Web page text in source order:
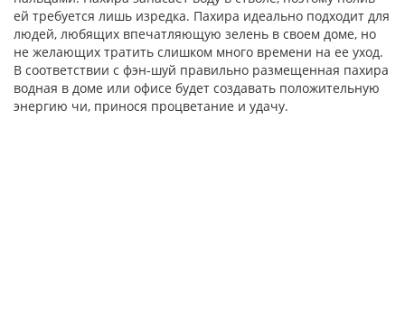
ей требуется лишь изредка. Пахира идеально подходит для
людей, любящих впечатляющую зелень в своем доме, но
не желающих тратить слишком много времени на ее уход.
В соответствии с фэн-шуй правильно размещенная пахира
водная в доме или офисе будет создавать положительную
энергию чи, принося процветание и удачу.